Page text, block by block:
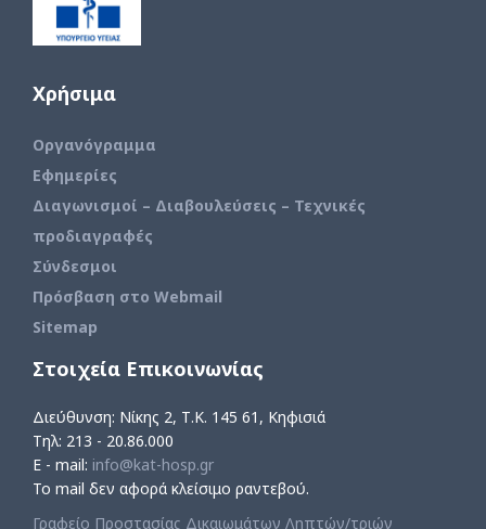
Χρήσιμα
Οργανόγραμμα
Εφημερίες
Διαγωνισμοί – Διαβουλεύσεις – Τεχνικές
προδιαγραφές
Σύνδεσμοι
Πρόσβαση στο Webmail
Sitemap
Στοιχεία Επικοινωνίας
Διεύθυνση: Νίκης 2, Τ.Κ. 145 61, Κηφισιά
Τηλ: 213 - 20.86.000
E - mail: info@kat-hosp.gr
Το mail δεν αφορά κλείσιμο ραντεβού.
Γραφείο Προστασίας Δικαιωμάτων Ληπτών/τριών